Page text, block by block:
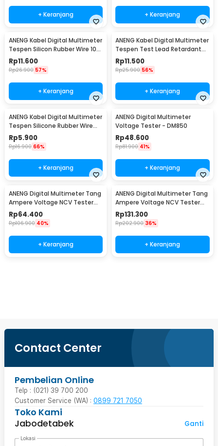
+ Keranjang + Keranjang
ANENG Kabel Digital Multimeter
Tespen Silicon Rubber Wire 10A
1000V - PT1004
Rp11.600
Rp26.900 57%
+ Keranjang
ANENG Kabel Digital Multimeter
Tespen Test Lead Retardant
10A 1000V - PT1002
Rp11.500
Rp25.900 56%
+ Keranjang
ANENG Kabel Digital Multimeter
Tespen Silicone Rubber Wire
10A 1000V - PT830
Rp5.900
Rp16.900 66%
+ Keranjang
ANENG Digital Multimeter
Voltage Tester - DM850
Rp48.600
Rp81.900 41%
+ Keranjang
ANENG Digital Multimeter Tang
Ampere Voltage NCV Tester
Clamp 600V - MT87
Rp64.400
Rp106.900 40%
+ Keranjang
ANENG Digital Multimeter Tang
Ampere Voltage NCV Tester
Clamp 600V - ST201
Rp131.300
Rp202.900 36%
+ Keranjang
Contact Center
Pembelian Online
Telp : (021) 39 700 200
Customer Service (WA) : 0899 721 7050
Toko Kami
Jabodetabek
Ganti
Lokasi